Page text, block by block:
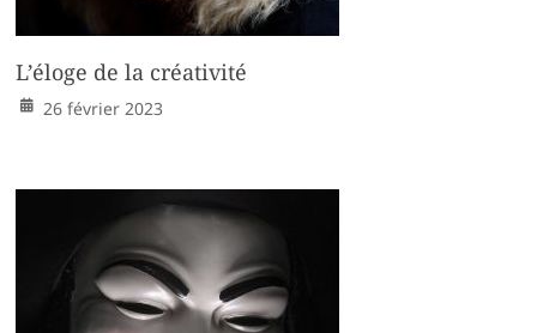
L’éloge de la créativité
26 février 2023